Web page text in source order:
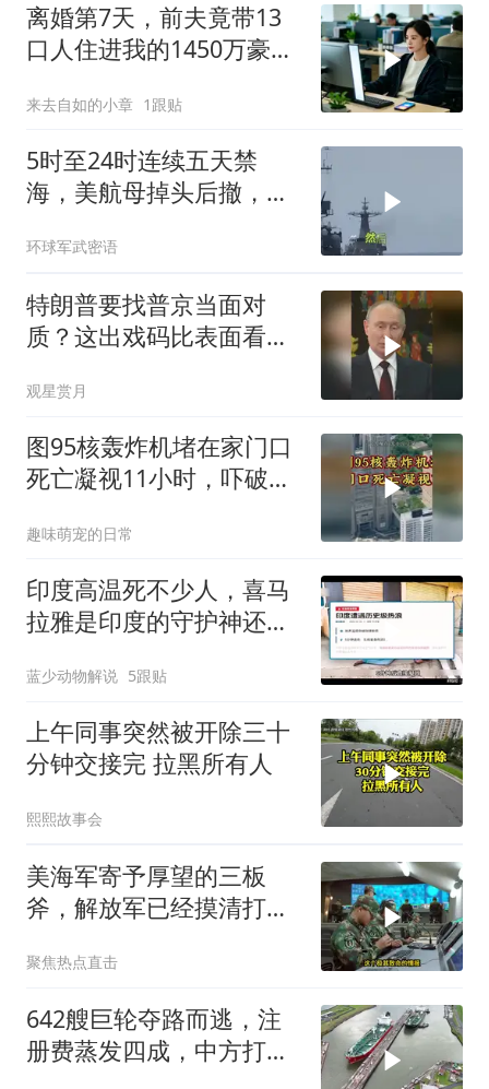
离婚第7天，前夫竟带13
口人住进我的1450万豪
来去自如的小章 1跟贴
5时至24时连续五天禁
海，美航母掉头后撤，黄
环球军武密语
特朗普要找普京当面对
质？这出戏码比表面看起
观星赏月
图95核轰炸机堵在家门口
死亡凝视11小时，吓破胆
趣味萌宠的日常
印度高温死不少人，喜马
拉雅是印度的守护神还是
蓝少动物解说 5跟贴
上午同事突然被开除三十
分钟交接完 拉黑所有人
熙熙故事会
美海军寄予厚望的三板
斧，解放军已经摸清打
聚焦热点直击
642艘巨轮夺路而逃，注
册费蒸发四成，中方打到